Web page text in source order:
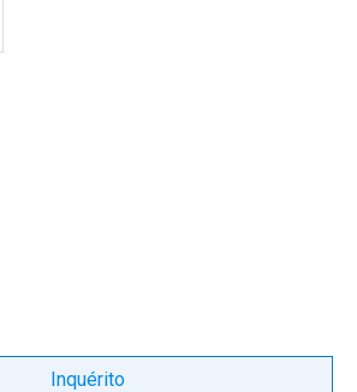
Inquérito